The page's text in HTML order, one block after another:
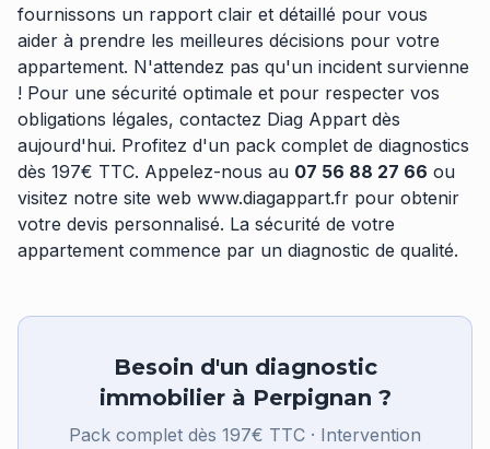
fournissons un rapport clair et détaillé pour vous
aider à prendre les meilleures décisions pour votre
appartement. N'attendez pas qu'un incident survienne
! Pour une sécurité optimale et pour respecter vos
obligations légales, contactez Diag Appart dès
aujourd'hui. Profitez d'un pack complet de diagnostics
dès 197€ TTC. Appelez-nous au 07 56 88 27 66 ou
visitez notre site web www.diagappart.fr pour obtenir
votre devis personnalisé. La sécurité de votre
appartement commence par un diagnostic de qualité.
Besoin d'un diagnostic
immobilier à Perpignan ?
Pack complet dès 197€ TTC · Intervention